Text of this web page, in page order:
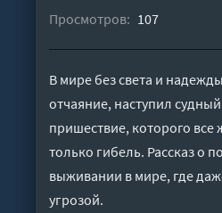
Просмотров: 107
В мире без света и
отчаяние, наступил
пришествие, которого
только гибель. Рассказ о
выживании в мире, где
угрозой.